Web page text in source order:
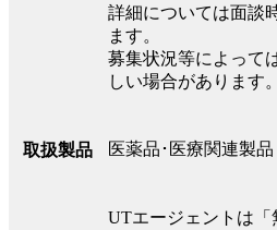
詳細については面談
ます。
募集状況等によって
しい場合があります。
取扱製品 医薬品･医療関連製品
UTエージェントは「